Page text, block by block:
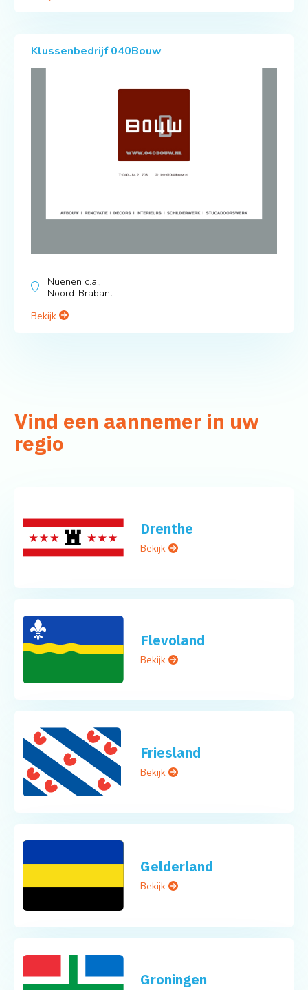
Klussenbedrijf 040Bouw
Nuenen c.a.,
Noord-Brabant
Bekijk
Vind een aannemer in uw
regio
Drenthe
Bekijk
Flevoland
Bekijk
Friesland
Bekijk
Gelderland
Bekijk
Groningen